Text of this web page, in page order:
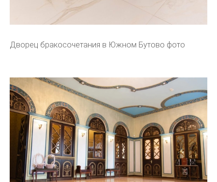
Дворец бракосочетания в Южном Бутово фото